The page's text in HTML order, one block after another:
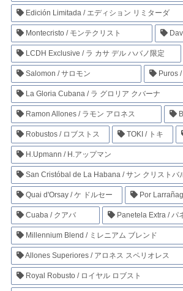
Edición Limitada / エディション リミターダ
Montecristo / モンテクリスト
LCDH Exclusive / ラ カサ デル ハバノ限定
Salomon / サロモン Puros /
La Gloria Cubana / ラ グロリア クバーナ
Ramon Allones / ラモン アロネス
Robustos / ロブストス TOKI / トキ
H.Upmann / H.アップマン
San Cristóbal de La Habana / サン クリストバ
Quai d'Orsay / ケ ドルセー Por
Cuaba / クアバ Panetela Extra / パ
Millennium Blend / ミレニアム ブレンド
Allones Superiores / アロネス スペリオレス
Royal Robusto / ロイヤル ロブスト